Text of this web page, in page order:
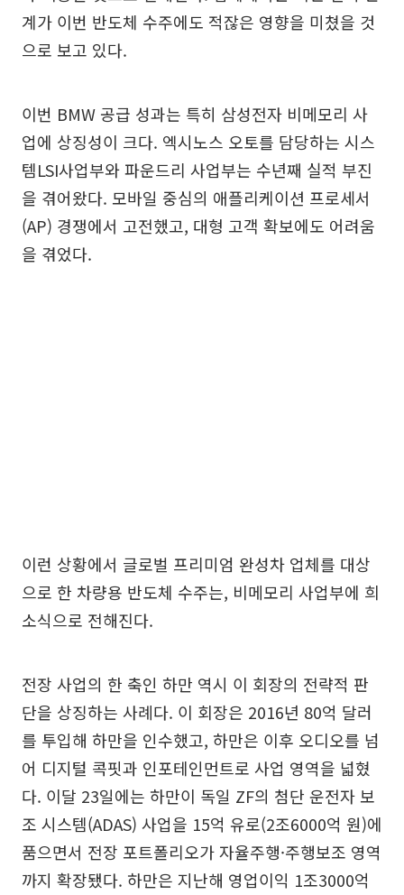
계가 이번 반도체 수주에도 적잖은 영향을 미쳤을 것
으로 보고 있다.
이번 BMW 공급 성과는 특히 삼성전자 비메모리 사
업에 상징성이 크다. 엑시노스 오토를 담당하는 시스
템LSI사업부와 파운드리 사업부는 수년째 실적 부진
을 겪어왔다. 모바일 중심의 애플리케이션 프로세서
(AP) 경쟁에서 고전했고, 대형 고객 확보에도 어려움
을 겪었다.
이런 상황에서 글로벌 프리미엄 완성차 업체를 대상
으로 한 차량용 반도체 수주는, 비메모리 사업부에 희
소식으로 전해진다.
전장 사업의 한 축인 하만 역시 이 회장의 전략적 판
단을 상징하는 사례다. 이 회장은 2016년 80억 달러
를 투입해 하만을 인수했고, 하만은 이후 오디오를 넘
어 디지털 콕핏과 인포테인먼트로 사업 영역을 넓혔
다. 이달 23일에는 하만이 독일 ZF의 첨단 운전자 보
조 시스템(ADAS) 사업을 15억 유로(2조6000억 원)에
품으면서 전장 포트폴리오가 자율주행·주행보조 영역
까지 확장됐다. 하만은 지난해 영업이익 1조3000억